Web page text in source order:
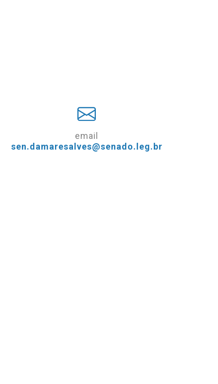
email
sen.damaresalves@senado.leg.br